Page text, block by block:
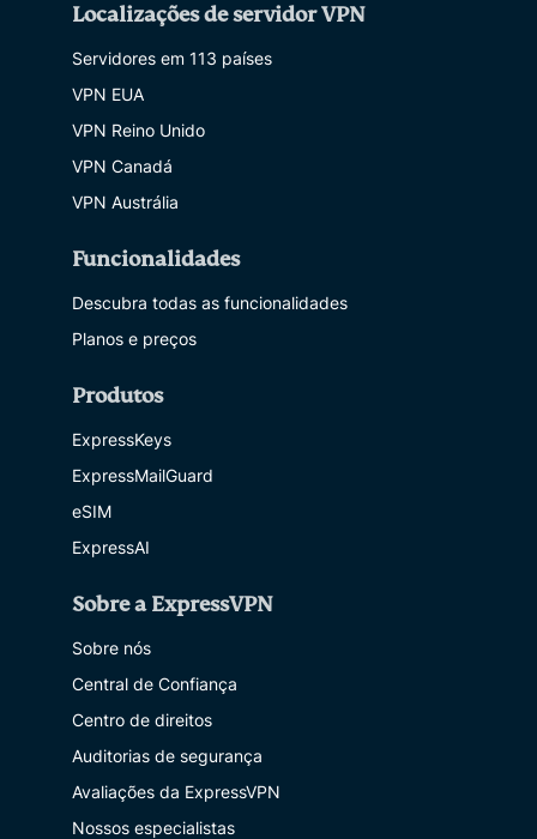
Localizações de servidor VPN
Servidores em 113 países
VPN EUA
VPN Reino Unido
VPN Canadá
VPN Austrália
Funcionalidades
Descubra todas as funcionalidades
Planos e preços
Produtos
ExpressKeys
ExpressMailGuard
eSIM
ExpressAI
Sobre a ExpressVPN
Sobre nós
Central de Confiança
Centro de direitos
Auditorias de segurança
Avaliações da ExpressVPN
Nossos especialistas